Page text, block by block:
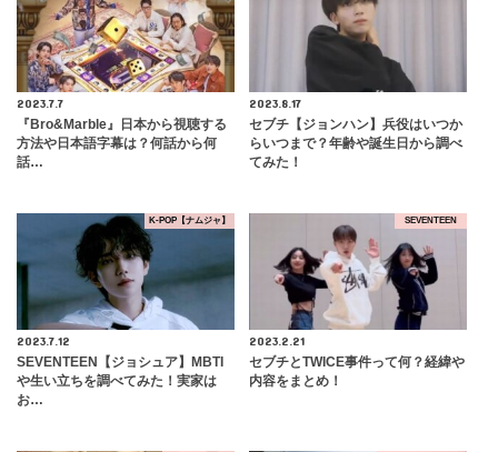
2023.7.7
『Bro&Marble』日本から視聴する
方法や日本語字幕は？何話から何
話…
2023.8.17
セブチ【ジョンハン】兵役はいつか
らいつまで？年齢や誕生日から調べ
てみた！
K-POP【ナムジャ】
2023.7.12
SEVENTEEN【ジョシュア】MBTI
や生い立ちを調べてみた！実家は
お…
SEVENTEEN
2023.2.21
セブチとTWICE事件って何？経緯や
内容をまとめ！